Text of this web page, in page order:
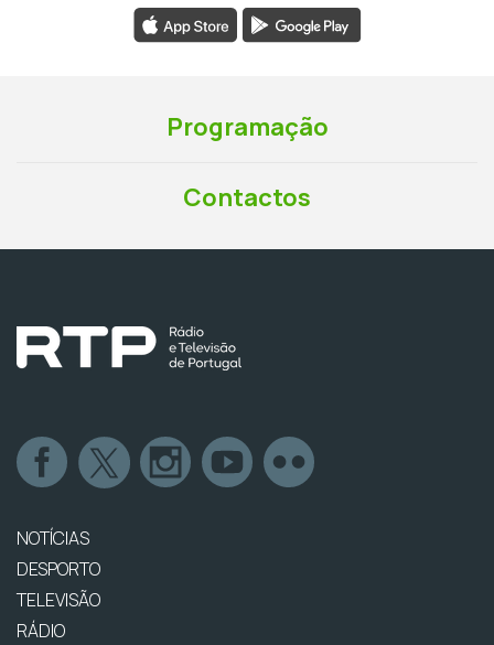
Programação
Contactos
NOTÍCIAS
DESPORTO
TELEVISÃO
RÁDIO